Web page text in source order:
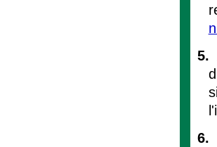
5.
6.